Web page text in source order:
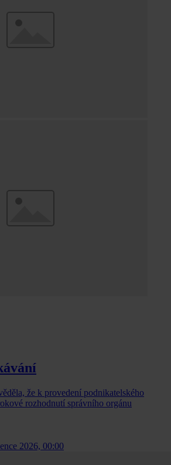
že k provedení podnikatelského
rozhodnutí správního orgánu
2026, 00:00